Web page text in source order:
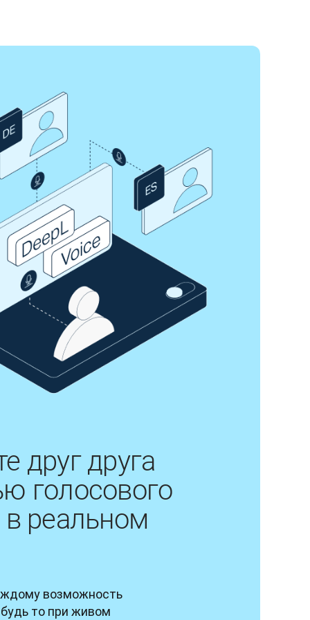
друг друга
голосового
в реальном
возможность
то при живом